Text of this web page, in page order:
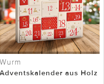
Wurm
Adventskalender aus Holz